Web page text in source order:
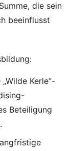
die sein
beeinflusst
„Wilde Kerle“-
Beteiligung